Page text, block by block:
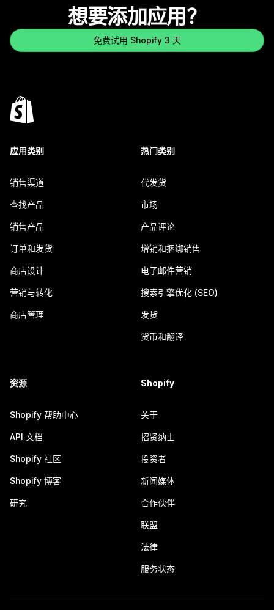
想要添加应用？
免费试用 Shopify 3 天
应用类别
销售渠道
查找产品
销售产品
订单和发货
商店设计
营销与转化
商店管理
热门类别
代发货
市场
产品评论
增销和捆绑销售
电子邮件营销
搜索引擎优化 (SEO)
发货
货币和翻译
资源
Shopify 帮助中心
API 文档
Shopify 社区
Shopify 博客
研究
Shopify
关于
招贤纳士
投资者
新闻媒体
合作伙伴
联盟
法律
服务状态